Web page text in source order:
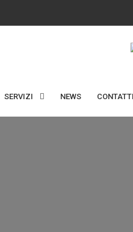
SERVIZI NEWS CONTATTI